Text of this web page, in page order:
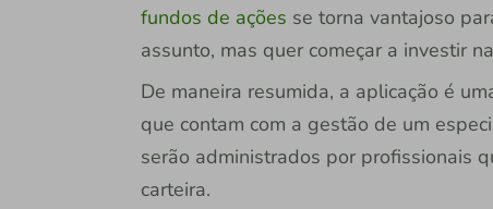
fundos de ações se torna vantajoso
assunto, mas quer começar a investir na
De maneira resumida, a aplicação é
que contam com a gestão de um
serão administrados por profissionais
carteira.